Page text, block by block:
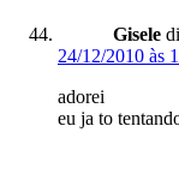
Gisele
24/12/2010 às
adorei
eu ja to